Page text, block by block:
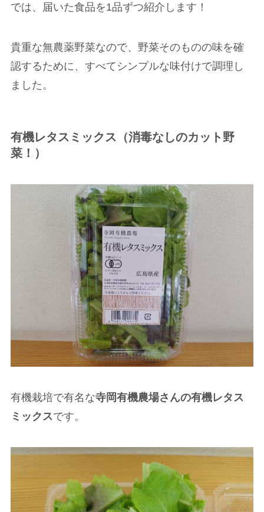
では、届いた食品を1品ずつ紹介します！
貴重な無農薬野菜なので、野菜そのものの味を確
認するために、すべてシンプルな味付けで調理し
ました。
有機レタスミックス（消毒なしのカット野
菜！）
有機栽培で有名な寺岡有機農場さんの有機レタス
ミックスです。